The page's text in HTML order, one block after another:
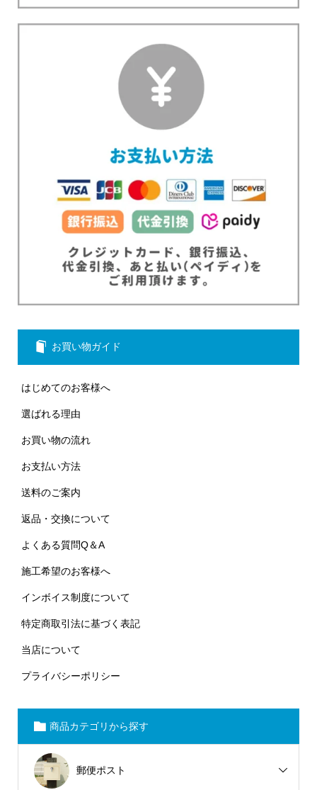
お買い物ガイド
はじめてのお客様へ
選ばれる理由
お買い物の流れ
お支払い方法
送料のご案内
返品・交換について
よくある質問Q＆A
施工希望のお客様へ
インボイス制度について
特定商取引法に基づく表記
当店について
プライバシーポリシー
商品カテゴリから探す
郵便ポスト